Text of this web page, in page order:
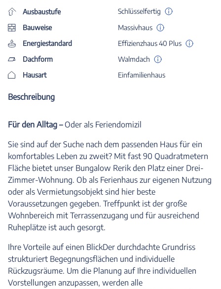
Ausbaustufe
Schlüsselfertig
Bauweise
Massivhaus
Energiestandard
Effizienzhaus 40 Plus
Dachform
Walmdach
Hausart
Einfamilienhaus
Beschreibung
Für den Alltag –Oder als Feriendomizil
Sie sind auf der Suche nach dem passenden Haus für ein
komfortables Leben zu zweit? Mit fast 90 Quadratmetern
Fläche bietet unser Bungalow Rerik den Platz einer Drei-
Zimmer-Wohnung. Ob als Ferienhaus zur eigenen Nutzung
oder als Vermietungsobjekt sind hier beste
Voraussetzungen gegeben. Treffpunkt ist der große
Wohnbereich mit Terrassenzugang und für ausreichend
Ruheplätze ist auch gesorgt.
Ihre Vorteile auf einen BlickDer durchdachte Grundriss
strukturiert Begegnungsflächen und individuelle
Rückzugsräume. Um die Planung auf Ihre individuellen
Vorstellungen anzupassen, werden alle